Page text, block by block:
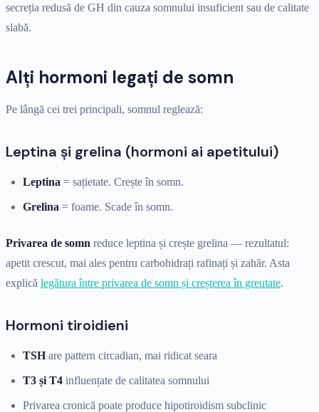
secreția redusă de GH din cauza somnului insuficient sau de calitate
slabă.
Alți hormoni legați de somn
Pe lângă cei trei principali, somnul reglează:
Leptina și grelina (hormoni ai apetitului)
Leptina = sațietate. Crește în somn.
Grelina = foame. Scade în somn.
Privarea de somn reduce leptina și crește grelina — rezultatul:
apetit crescut, mai ales pentru carbohidrați rafinați și zahăr. Asta
explică legătura între privarea de somn și creșterea în greutate.
Hormoni tiroidieni
TSHare pattern circadian, mai ridicat seara
T3 și T4 influențate de calitatea somnului
Privarea cronică poate produce hipotiroidism subclinic